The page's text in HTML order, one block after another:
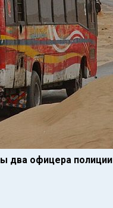
два офицера полиции